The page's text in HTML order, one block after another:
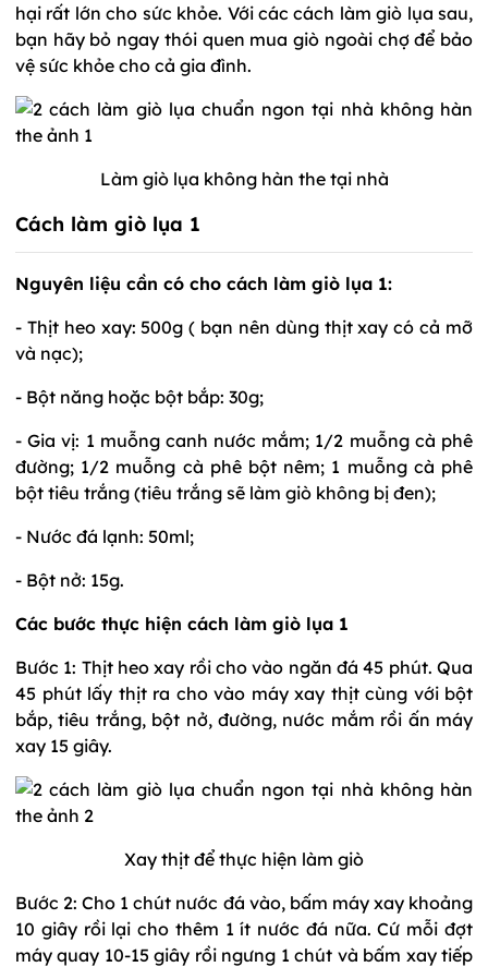
hại rất lớn cho sức khỏe. Với các cách làm giò lụa sau,
bạn hãy bỏ ngay thói quen mua giò ngoài chợ để bảo
vệ sức khỏe cho cả gia đình.
Làm giò lụa không hàn the tại nhà
Cách làm giò lụa 1
Nguyên liệu cần có cho cách làm giò lụa 1:
- Thịt heo xay: 500g ( bạn nên dùng thịt xay có cả mỡ
và nạc);
- Bột năng hoặc bột bắp: 30g;
- Gia vị: 1 muỗng canh nước mắm; 1/2 muỗng cà phê
đường; 1/2 muỗng cà phê bột nêm; 1 muỗng cà phê
bột tiêu trắng (tiêu trắng sẽ làm giò không bị đen);
- Nước đá lạnh: 50ml;
- Bột nở: 15g.
Các bước thực hiện cách làm giò lụa 1
Bước 1: Thịt heo xay rồi cho vào ngăn đá 45 phút. Qua
45 phút lấy thịt ra cho vào máy xay thịt cùng với bột
bắp, tiêu trắng, bột nở, đường, nước mắm rồi ấn máy
xay 15 giây.
Xay thịt để thực hiện làm giò
Bước 2: Cho 1 chút nước đá vào, bấm máy xay khoảng
10 giây rồi lại cho thêm 1 ít nước đá nữa. Cứ mỗi đợt
máy quay 10-15 giây rồi ngưng 1 chút và bấm xay tiếp